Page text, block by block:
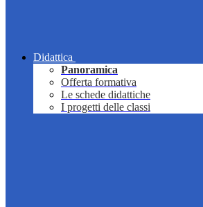
Didattica
Panoramica
Offerta formativa
Le schede didattiche
I progetti delle classi